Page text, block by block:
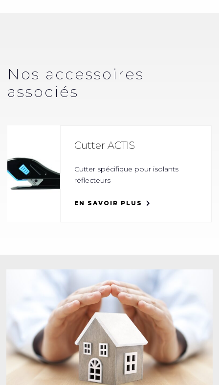
Nos accessoires
associés
Cutter ACTIS
Cutter spécifique pour isolants
réflecteurs
EN SAVOIR PLUS